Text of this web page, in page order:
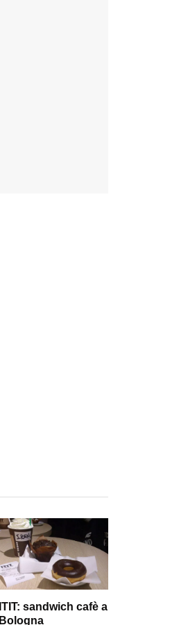
ITIT: sandwich cafè a
Bologna